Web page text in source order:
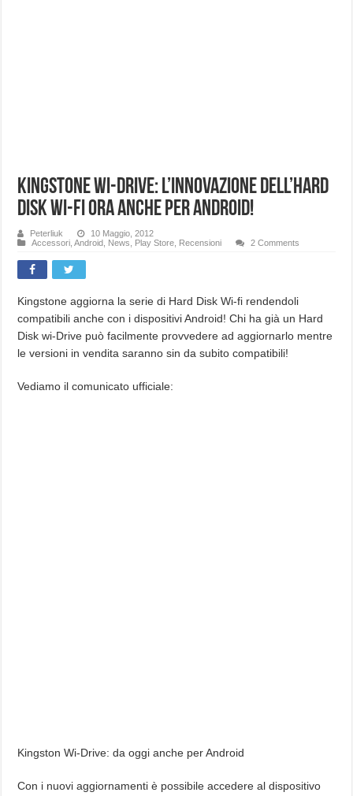
Kingstone Wi-Drive: L’innovazione dell’Hard
Disk Wi-Fi ora anche per Android!
Peterliuk
10 Maggio, 2012
Accessori ,Android News Play Store Recensioni 2 Comments
Kingstone aggiorna la serie di Hard Disk Wi-fi rendendoli
compatibili anche con i dispositivi Android! Chi ha già un Hard
Disk wi-Drive può facilmente provvedere ad aggiornarlo mentre
le versioni in vendita saranno sin da subito compatibili!
Vediamo il comunicato ufficiale:
Kingston Wi-Drive: da oggi anche per Android
Con i nuovi aggiornamenti è possibile accedere al dispositivo